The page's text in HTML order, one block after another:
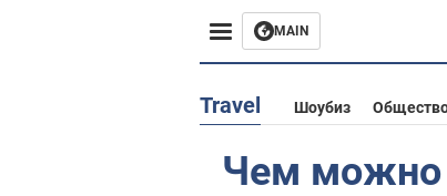
MAIN
Европа
Travel Шоубиз
Чем можно